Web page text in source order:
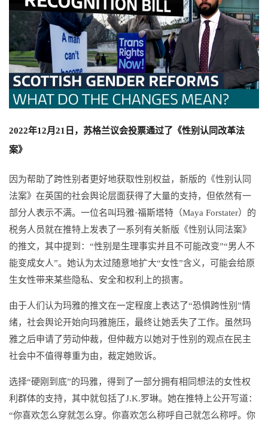
2022年12月21日，苏格兰议会投票通过了《性别认同改革法
案》
因为帮助了跨性别者更好地获取性别权益，新版的《性别认同
法案》在英国的社会舆论层面获得了大量的支持，但依然有一
部分人表示不满。 一位名叫玛雅·福斯塔特（Maya Forstater）的
税务人员就在推特上发表了一系列有关新版《性别认同法案》
的推文，其中提到： “性别是生理事实并且不可能改变”“男人不
能变成女人”。 她认为太过随意地扩大“女性”含义，可能会给原
生女性带来某些隐私、安全和权利上的损害。
由于人们认为玛雅的推文在一定程度上表达了“恐惧跨性别”情
绪，社会舆论开始向玛雅施压，最终让她丢失了工作。虽然玛
雅之后申请了劳动仲裁，但仲裁方以她对于性别的观点在民主
社会中不值得尊重为由，裁定她败诉。
选择“硬刚到底”的玛雅，得到了一部分拥有相同想法的女性权
利群体的支持，其中就包括了J.K.罗琳。她在推特上公开写道：
“你喜欢怎么穿就怎么穿。你喜欢怎么称呼自己就怎么称呼。你